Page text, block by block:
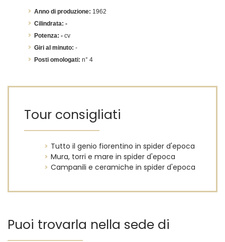
Anno di produzione: 1962
Cilindrata: -
Potenza: - cv
Giri al minuto: -
Posti omologati: n° 4
Tour consigliati
Tutto il genio fiorentino in spider d'epoca
Mura, torri e mare in spider d'epoca
Campanili e ceramiche in spider d'epoca
Puoi trovarla nella sede di